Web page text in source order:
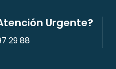
Urgente?
29 88